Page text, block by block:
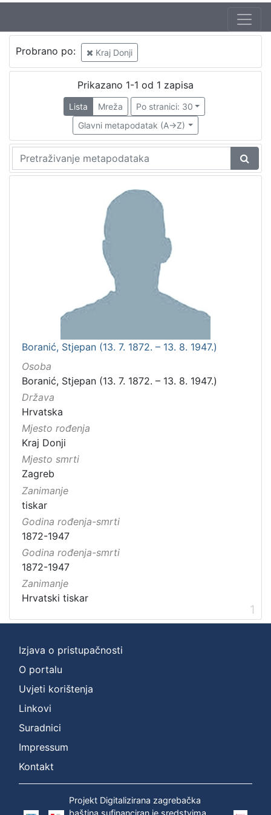
Probrano po: Kraj Donji
Prikazano 1-1 od 1 zapisa
Lista Mreža
Po stranici: 30
Glavni metapodatak (A->Z)
Boranić, Stjepan (13. 7. 1872. – 13. 8. 1947.)
Osoba
Boranić, Stjepan (13. 7. 1872. – 13. 8. 1947.)
Država
Hrvatska
Mjesto rođenja
Kraj Donji
Mjesto smrti
Zagreb
Zanimanje
tiskar
Godina rođenja-smrti
1872-1947
Godina rođenja-smrti
1872-1947
Zanimanje
Hrvatski tiskar
1
Izjava o pristupačnosti
O portalu
Uvjeti korištenja
Linkovi
Suradnici
Impressum
Kontakt
Projekt Digitalizirana zagrebačka